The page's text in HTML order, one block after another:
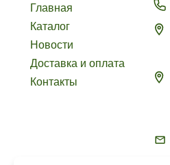
Главная
Каталог
Новости
Доставка и оплата
Контакты